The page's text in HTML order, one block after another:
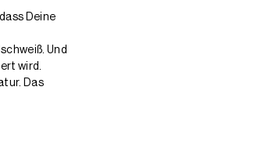
Deine
Und
wird.
Das